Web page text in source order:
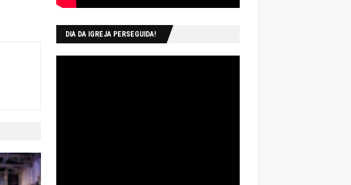
DIA DA IGREJA PERSEGUIDA!